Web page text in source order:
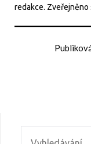
redakce. Zveřejněno